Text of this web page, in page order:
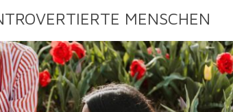
MENSCHEN